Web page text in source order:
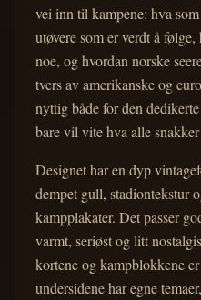
vei inn til kampene: hva
utøvere som er verdt å
noe, og hvordan norske
tvers av amerikanske og
nyttig både for den
bare vil vite hva alle
Designet har en dyp
dempet gull, stadiontekstur
kampplakater. Det passer
varmt, seriøst og litt
kortene og kampblokkene
undersidene har egne